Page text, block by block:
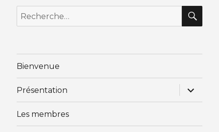
Recherche
pour
Bienvenue
Présentation
ouvrir
le
sous-
Les membres